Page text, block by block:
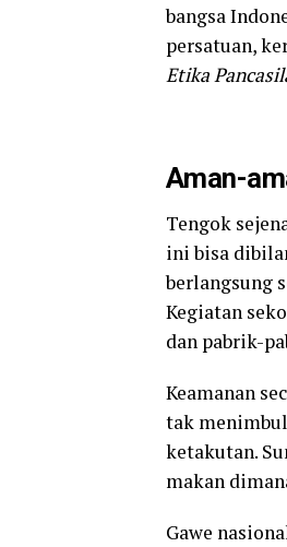
bangsa
persatuan,
Etika
Aman-
Tengok
ini bisa
berlangsung
Kegiatan
dan pabrik-
Keamanan
tak
ketakutan.
makan
Gawe